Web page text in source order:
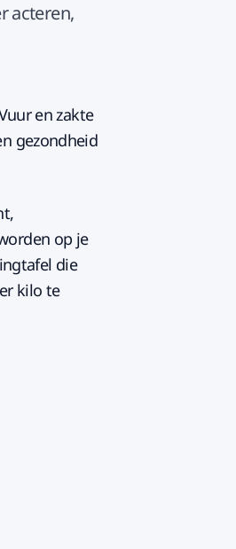
acteren,
en zakte
gezondheid
op je
die
kilo te